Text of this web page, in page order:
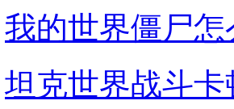
我的世界僵尸
坦克世界战斗